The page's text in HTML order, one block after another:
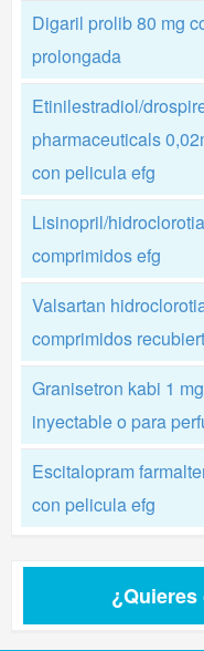
Digaril prolib 80 mg
prolongada
Etinilestradiol/
pharmaceuticals
con pelicula efg
Lisinopril/
comprimidos efg
Valsartan
comprimidos
Granisetron kabi 1
inyectable o para
Escitalopram
con pelicula efg